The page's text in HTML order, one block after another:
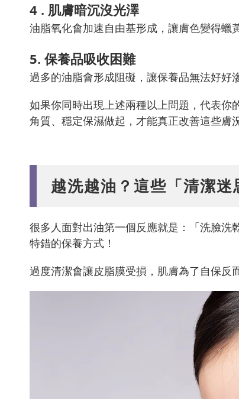
4 . 肌膚暗沉沒光澤
油脂氧化會加速自由基形成，讓膚色變得蠟
5. 保養品吸收困難
過多的油脂會形成阻礙，讓保養品無法好好
如果你同時出現上述兩種以上問題，代表
角質、穩定保濕做起，才能真正改善這些膚
越洗越油？這些「清潔迷
很多人面對出油第一個反應就是：「洗臉
特錯的保養方式！
過度清潔會讓皮脂膜受損，肌膚為了自保反